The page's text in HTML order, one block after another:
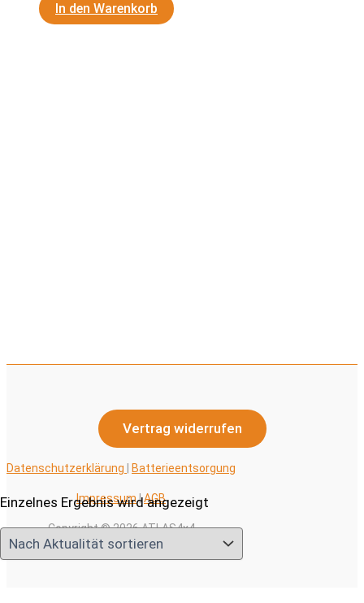
Einzelnes Ergebnis wird angezeigt
In den Warenkorb
Vertrag widerrufen
Datenschutzerklärung Batterieentsorgung
Impressum|AGB
Copyright © 2026 ATLAS4x4